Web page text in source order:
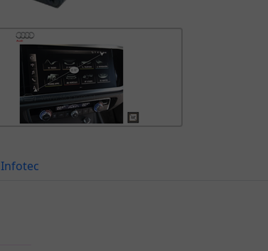
Infotec